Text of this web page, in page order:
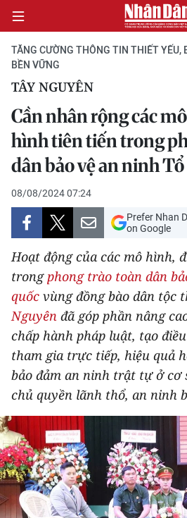
CHÍNH TRỊ
KINH TẾ
VĂN HÓA
XÃ HỘI
PHÁP LUẬT
DU LỊCH
THẾ GIỚI
THỂ THAO
GIÁO DỤC
Y TẾ
KHOA HỌC - CÔNG NGHỆ
MÔI TRƯỜNG
BẠN ĐỌC
TĂNG CƯỜNG THÔNG TIN THIẾT YẾU,
BỀN VỮNG
TÂY NGUYÊN
Cần nhân rộng các
hình tiên tiến trong
dân bảo vệ an ninh
08/08/2024 07:24
Prefer Nhan
on Google
Hoạt động của các mô hình,
trongphong trào toàn dân
quốc vùng đồng bào dân tộc
Nguyên đã góp phần nâng
chấp hành pháp luật, tạo
tham gia trực tiếp, hiệu quả
bảo đảm an ninh trật tự ở cơ
chủ quyền lãnh thổ, an ninh